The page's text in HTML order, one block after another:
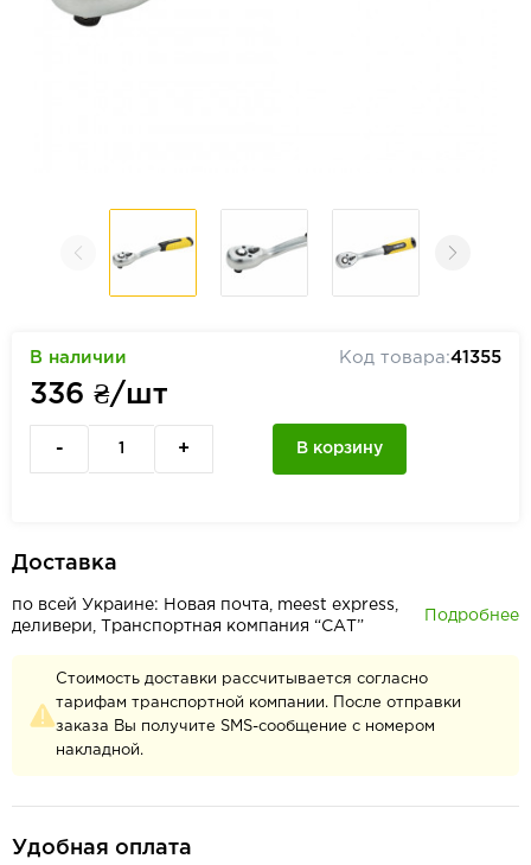
В наличии
336 ₴/шт
Код товара:41355
- + В корзину
Доставка
по всей Украине: Новая почта, meest express,
деливери, Транспортная компания “САТ”
Подробнее
Стоимость доставки рассчитывается согласно
тарифам транспортной компании. После отправки
заказа Вы получите SMS-сообщение с номером
накладной.
Удобная оплата